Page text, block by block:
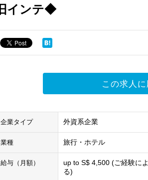
旧インテ◆
この求人
企業タイプ 外資系企業
業種 旅行・ホテル
給与（月額）
up to S$ 4,500 (ご経験によ
る)